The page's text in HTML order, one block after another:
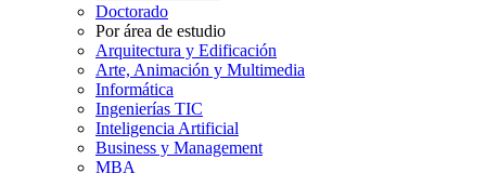
Doctorado
Por área de estudio
Arquitectura y Edificación
Arte, Animación y Multimedia
Informática
Ingenierías TIC
Inteligencia Artificial
Business y Management
MBA